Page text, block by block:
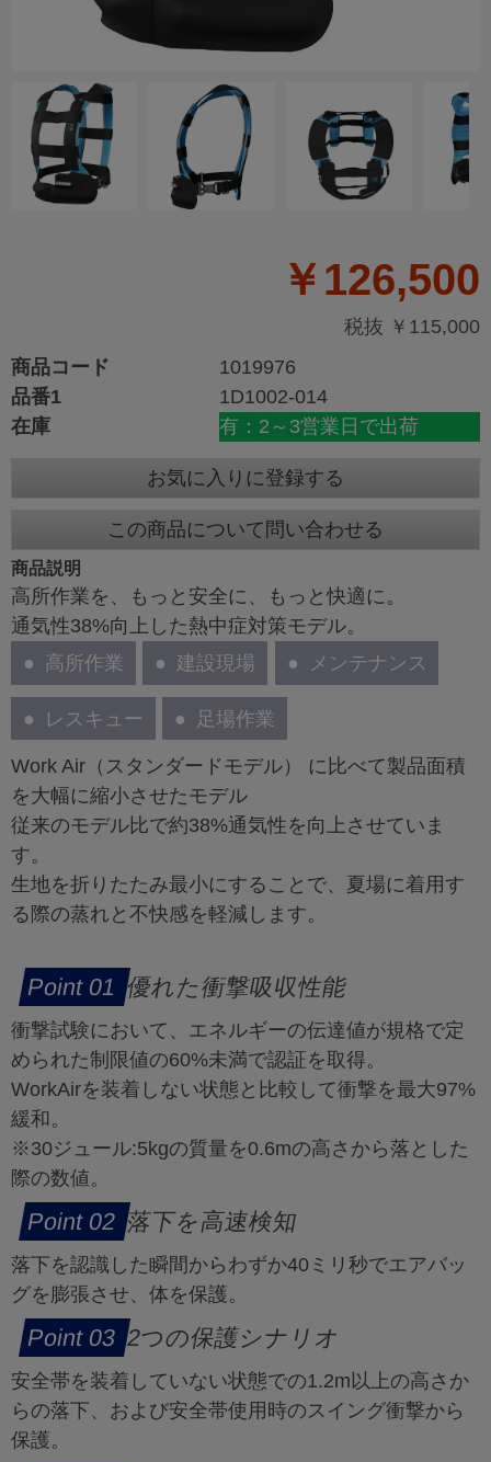
￥126,500
税抜 ￥115,000
商品コード
1019976
品番1
1D1002-014
在庫
有：2～3営業日で出荷
お気に入りに登録する
この商品について問い合わせる
商品説明
高所作業を、もっと安全に、もっと快適に。
通気性38%向上した熱中症対策モデル。
高所作業
建設現場 メンテナンス
レスキュー 足場作業
Work Air（スタンダードモデル） に比べて製品面積
を大幅に縮小させたモデル
従来のモデル比で約38%通気性を向上させていま
す。
生地を折りたたみ最小にすることで、夏場に着用す
る際の蒸れと不快感を軽減します。
優れた衝撃吸収性能
衝撃試験において、エネルギーの伝達値が規格で定
められた制限値の60%未満で認証を取得。
WorkAirを装着しない状態と比較して衝撃を最大97%
緩和。
※30ジュール:5kgの質量を0.6mの高さから落とした
際の数値。
落下を高速検知
落下を認識した瞬間からわずか40ミリ秒でエアバッ
グを膨張させ、体を保護。
2つの保護シナリオ
安全帯を装着していない状態での1.2m以上の高さか
らの落下、および安全帯使用時のスイング衝撃から
保護。